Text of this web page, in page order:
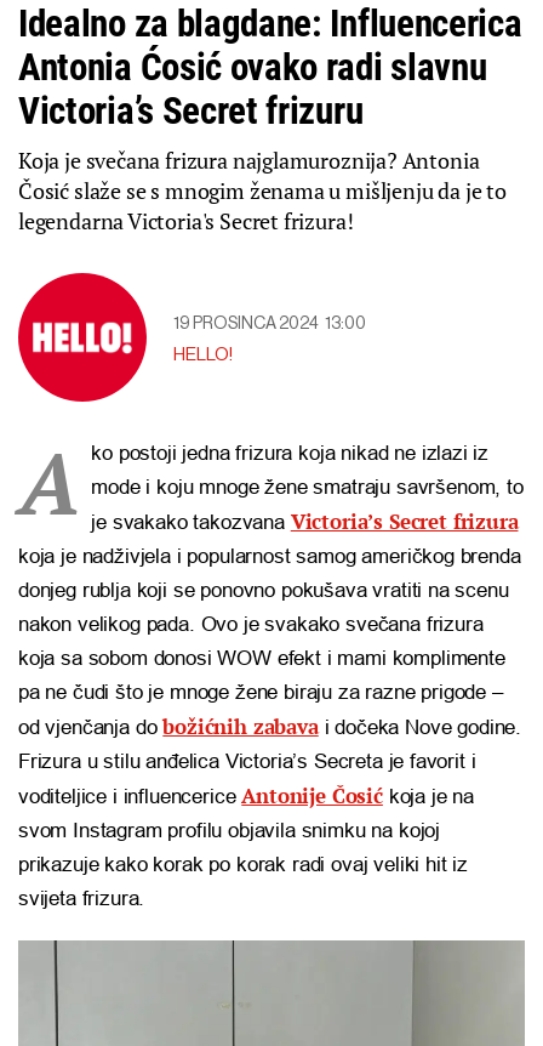
Idealno za blagdane: Influencerica
Antonia Ćosić ovako radi slavnu
Victoria’s Secret frizuru
Koja je svečana frizura najglamuroznija? Antonia
Čosić slaže se s mnogim ženama u mišljenju da je to
legendarna Victoria's Secret frizura!
19 PROSINCA 2024 13:00
HELLO!
A
ko postoji jedna frizura koja nikad ne izlazi iz
mode i koju mnoge žene smatraju savršenom, to
je svakako takozvana Victoria’s Secret frizura
koja je nadživjela i popularnost samog američkog brenda
donjeg rublja koji se ponovno pokušava vratiti na scenu
nakon velikog pada. Ovo je svakako svečana frizura
koja sa sobom donosi WOW efekt i mami komplimente
pa ne čudi što je mnoge žene biraju za razne prigode –
od vjenčanja dobožićnih zabavai dočeka Nove godine.
Frizura u stilu anđelica Victoria’s Secreta je favorit i
voditeljice i influencericeAntonije Čosićkoja je na
svom Instagram profilu objavila snimku na kojoj
prikazuje kako korak po korak radi ovaj veliki hit iz
svijeta frizura.